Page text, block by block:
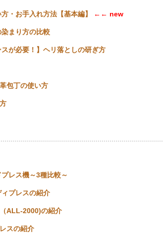
・お手入れ方法【基本編】 ←← new
まり方の比較
スが必要！】ヘリ落としの研ぎ方
包丁の使い方
レス機～3種比較～
プレスの紹介
ALL-2000)の紹介
スの紹介